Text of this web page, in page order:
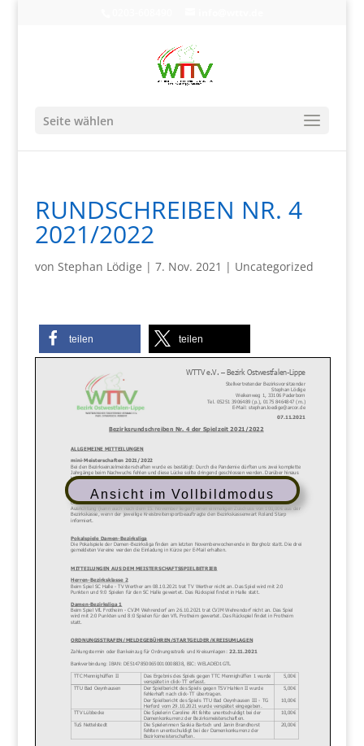
Seite wählen
RUNDSCHREIBEN NR. 4
2021/2022
von Stephan Lödige | 7. Nov. 2021 | Uncategorized
teilen teilen
Ansicht im Vollbildmodus